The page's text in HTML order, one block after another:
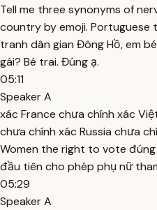
Tell me three synonyms of
country by emoji. Portuguese
tranh dân gian Đông Hồ, em
gái? Bé trai. Đúng ạ.
05:11
Speaker A
xác France chưa chính xác
chưa chính xác Russia chưa
Women the right to vote đúng
đầu tiên cho phép phụ nữ
05:29
Speaker A